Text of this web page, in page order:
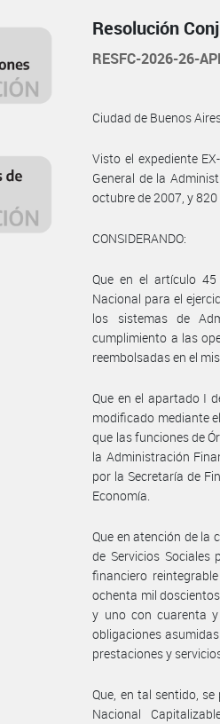
Resolución
RESFC-2026-26-
Ciudad de Buenos
Visto el expediente
General de la
octubre de 2007, y
CONSIDERANDO:
Que en el artículo
Nacional para el
los sistemas de
cumplimiento a las
reembolsadas en el
Que en el apartado I
modificado mediante
que las funciones de
la Administración
por la Secretaría de
Economía.
Que en atención de la
de Servicios
financiero
ochenta mil
y uno con cuarenta y
obligaciones
prestaciones y
Que, en tal sentido,
Nacional